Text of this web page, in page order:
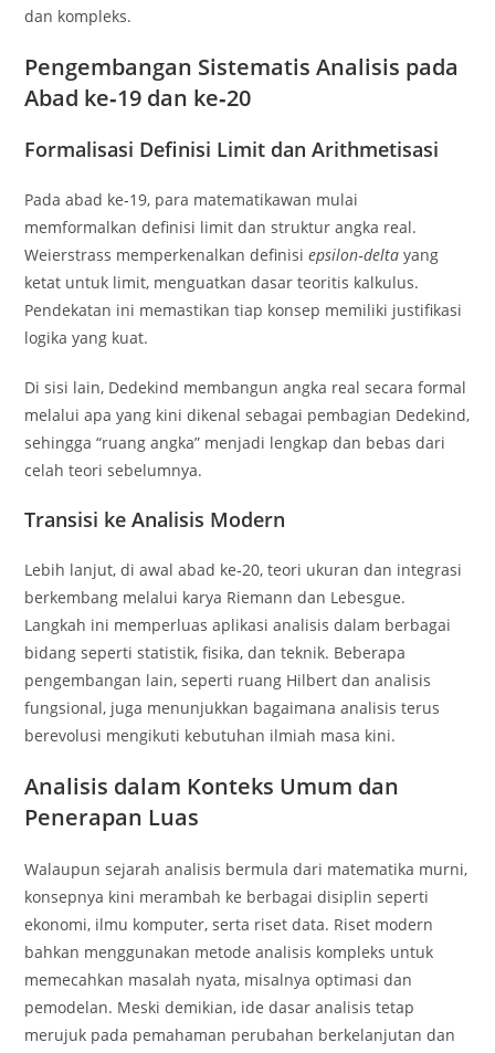
dan kompleks.
Pengembangan Sistematis Analisis pada
Abad ke‑19 dan ke‑20
Formalisasi Definisi Limit dan Arithmetisasi
Pada abad ke‑19, para matematikawan mulai
memformalkan definisi limit dan struktur angka real.
Weierstrass memperkenalkan definisiepsilon‑delta yang
ketat untuk limit, menguatkan dasar teoritis kalkulus.
Pendekatan ini memastikan tiap konsep memiliki justifikasi
logika yang kuat.
Di sisi lain, Dedekind membangun angka real secara formal
melalui apa yang kini dikenal sebagai pembagian Dedekind,
sehingga “ruang angka” menjadi lengkap dan bebas dari
celah teori sebelumnya.
Transisi ke Analisis Modern
Lebih lanjut, di awal abad ke‑20, teori ukuran dan integrasi
berkembang melalui karya Riemann dan Lebesgue.
Langkah ini memperluas aplikasi analisis dalam berbagai
bidang seperti statistik, fisika, dan teknik. Beberapa
pengembangan lain, seperti ruang Hilbert dan analisis
fungsional, juga menunjukkan bagaimana analisis terus
berevolusi mengikuti kebutuhan ilmiah masa kini.
Analisis dalam Konteks Umum dan
Penerapan Luas
Walaupun sejarah analisis bermula dari matematika murni,
konsepnya kini merambah ke berbagai disiplin seperti
ekonomi, ilmu komputer, serta riset data. Riset modern
bahkan menggunakan metode analisis kompleks untuk
memecahkan masalah nyata, misalnya optimasi dan
pemodelan. Meski demikian, ide dasar analisis tetap
merujuk pada pemahaman perubahan berkelanjutan dan